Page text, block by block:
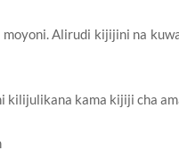
Alirudi kijijini na
kilijulikana kama kijiji cha